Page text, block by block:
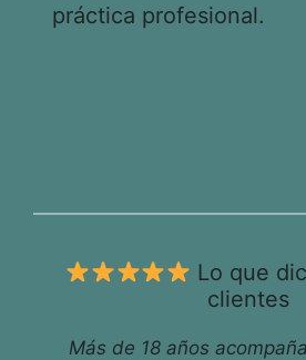
práctica profesional.
Lo que
clientes
Más de 18 años